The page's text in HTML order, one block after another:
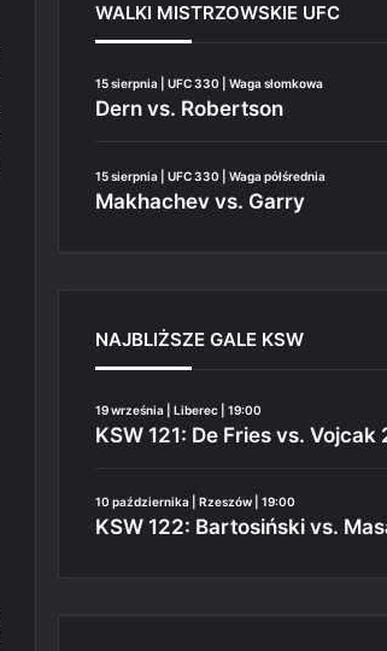
WALKI MISTRZOWSKIE UFC
15 sierpnia | UFC 330 | Waga słomkowa
Dern vs. Robertson
15 sierpnia | UFC 330 | Waga półśrednia
Makhachev vs. Garry
NAJBLIŻSZE GALE KSW
19 września | Liberec | 19:00
KSW 121: De Fries vs. Vojcak
10 października | Rzeszów | 19:00
KSW 122: Bartosiński vs.